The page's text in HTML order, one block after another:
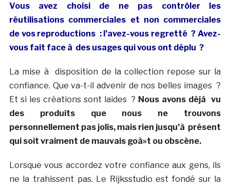
Vous avez choisi de ne pas contrôler les
réutilisations commerciales et non commerciales
de vos reproductions : l’avez-vous regretté ? Avez-
vous fait face à des usages qui vous ont déplu ?
La mise à disposition de la collection repose sur la
confiance. Que va-t-il advenir de nos belles images ?
Et si les créations sont laides ? Nous avons déjà vu
des produits que nous ne trouvons
personnellement pas jolis, mais rien jusqu’à présent
qui soit vraiment de mauvais goà»t ou obscène.
Lorsque vous accordez votre confiance aux gens, ils
ne la trahissent pas. Le Rijksstudio est fondé sur la